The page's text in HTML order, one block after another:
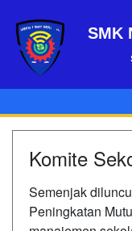
SMK
Komite
Semenjak
Peningkatan